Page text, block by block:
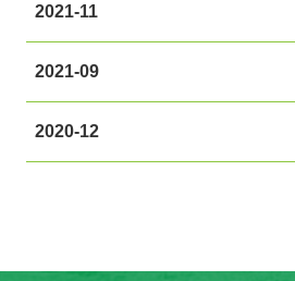
2021-11
2021-09
2020-12